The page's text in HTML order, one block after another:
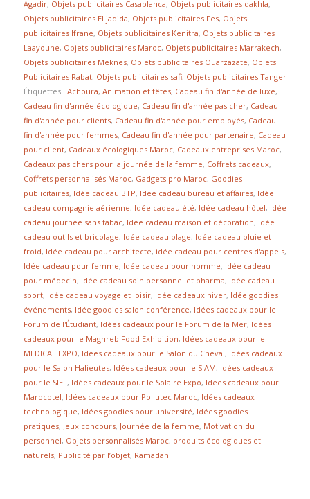
Agadir, Objets publicitaires Casablanca, Objets publicitaires dakhla,
Objets publicitaires El jadida, Objets publicitaires Fes, Objets
publicitaires Ifrane, Objets publicitaires Kenitra, Objets publicitaires
Laayoune, Objets publicitaires Maroc, Objets publicitaires Marrakech,
Objets publicitaires Meknes, Objets publicitaires Ouarzazate, Objets
Publicitaires Rabat, Objets publicitaires safi, Objets publicitaires Tanger
Étiquettes : Achoura, Animation et fêtes, Cadeau fin d'année de luxe,
Cadeau fin d'année écologique, Cadeau fin d'année pas cher, Cadeau
fin d'année pour clients, Cadeau fin d'année pour employés, Cadeau
fin d'année pour femmes, Cadeau fin d'année pour partenaire, Cadeau
pour client, Cadeaux écologiques Maroc, Cadeaux entreprises Maroc,
Cadeaux pas chers pour la journée de la femme, Coffrets cadeaux,
Coffrets personnalisés Maroc, Gadgets pro Maroc, Goodies
publicitaires, Idée cadeau BTP, Idée cadeau bureau et affaires, Idée
cadeau compagnie aérienne, Idée cadeau été, Idée cadeau hôtel, Idée
cadeau journée sans tabac, Idée cadeau maison et décoration, Idée
cadeau outils et bricolage, Idée cadeau plage, Idée cadeau pluie et
froid, Idée cadeau pour architecte, idée cadeau pour centres d'appels,
Idée cadeau pour femme, Idée cadeau pour homme, Idée cadeau
pour médecin, Idée cadeau soin personnel et pharma, Idée cadeau
sport, Idée cadeau voyage et loisir, Idée cadeaux hiver, Idée goodies
événements, Idée goodies salon conférence, Idées cadeaux pour le
Forum de l'Étudiant, Idées cadeaux pour le Forum de la Mer, Idées
cadeaux pour le Maghreb Food Exhibition, Idées cadeaux pour le
MEDICAL EXPO, Idées cadeaux pour le Salon du Cheval, Idées cadeaux
pour le Salon Halieutes, Idées cadeaux pour le SIAM, Idées cadeaux
pour le SIEL , Idées cadeaux pour le Solaire Expo, Idées cadeaux pour
Marocotel, Idées cadeaux pour Pollutec Maroc, Idées cadeaux
technologique, Idées goodies pour université, Idées goodies
pratiques, Jeux concours, Journée de la femme, Motivation du
personnel, Objets personnalisés Maroc, produits écologiques et
naturels, Publicité par l’objet, Ramadan